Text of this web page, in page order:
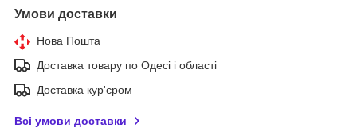
Умови доставки
Нова Пошта
Доставка товару по Одесі і області
Доставка кур'єром
Всі умови доставки